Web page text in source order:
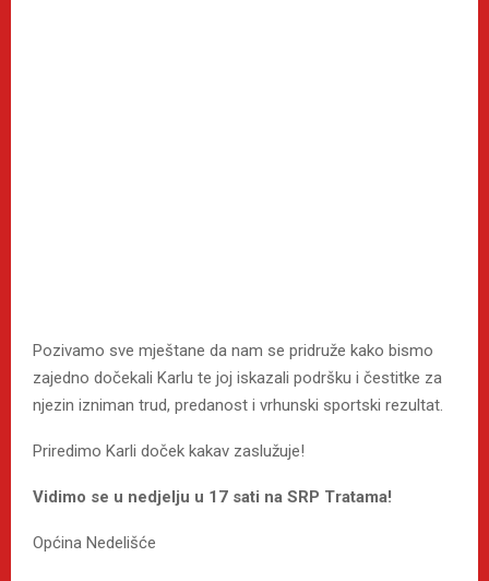
Pozivamo sve mještane da nam se pridruže kako bismo
zajedno dočekali Karlu te joj iskazali podršku i čestitke za
njezin izniman trud, predanost i vrhunski sportski rezultat.
Priredimo Karli doček kakav zaslužuje!
Vidimo se u nedjelju u 17 sati na SRP Tratama!
Općina Nedelišće